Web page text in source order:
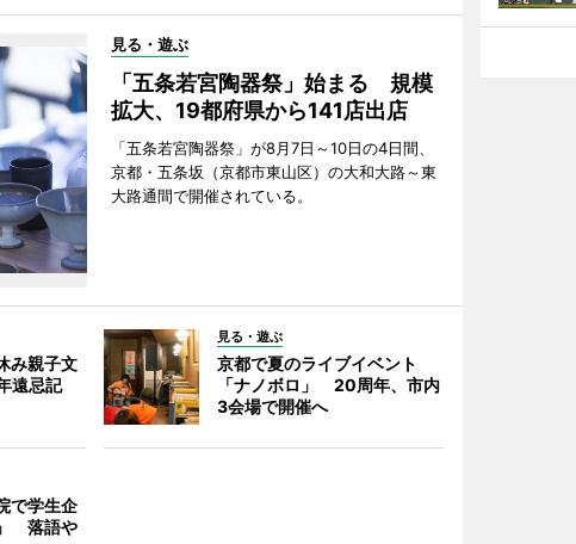
見る・遊ぶ
「五条若宮陶器祭」始まる 規模
拡大、19都府県から141店出店
「五条若宮陶器祭」が8月7日～10日の4日間、
京都・五条坂（京都市東山区）の大和大路～東
大路通間で開催されている。
み親子文
遠忌記
見る・遊ぶ
京都で夏のライブイベント
「ナノボロ」 20周年、市内
3会場で開催へ
で学生企
落語や